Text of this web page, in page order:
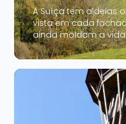
A Suíça tem aldeias
vista em cada
ainda moldam a
20 aldeias oferece
estilos regionais:
Alpes, aldeias com
comunidades